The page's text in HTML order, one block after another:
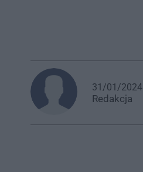
31/01/2024
Redakcja